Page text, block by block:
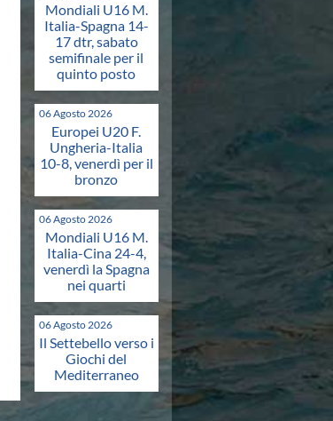
Mondiali U16 M.
Italia-Spagna 14-
17 dtr, sabato
semifinale per il
quinto posto
06 Agosto 2026
Europei U20 F.
Ungheria-Italia
10-8, venerdì per il
bronzo
06 Agosto 2026
Mondiali U16 M.
Italia-Cina 24-4,
venerdì la Spagna
nei quarti
06 Agosto 2026
Il Settebello verso i
Giochi del
Mediterraneo